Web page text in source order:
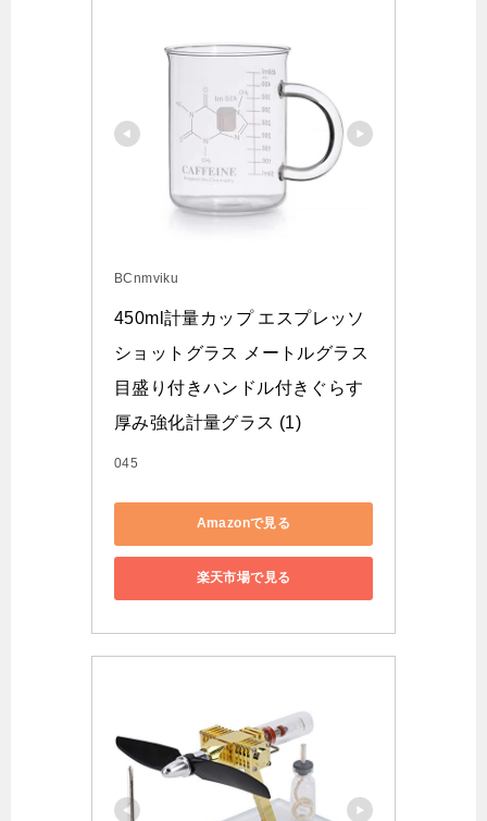
BCnmviku
450ml計量カップ エスプレッソ
ショットグラス メートルグラス
目盛り付きハンドル付きぐらす
厚み強化計量グラス (1)
045
Amazonで見る
楽天市場で見る